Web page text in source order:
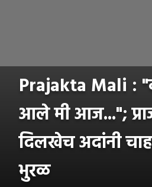
Prajakta Mali :
आले मी आज...";
दिलखेच अदांनी
भुरळ